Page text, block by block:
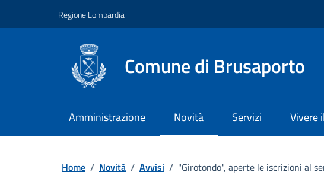
Regione Lombardia
Comune di Brusaporto
Amministrazione Novità Servizi Vivere
Home / Novità / Avvisi / "Girotondo", aperte le iscrizioni al